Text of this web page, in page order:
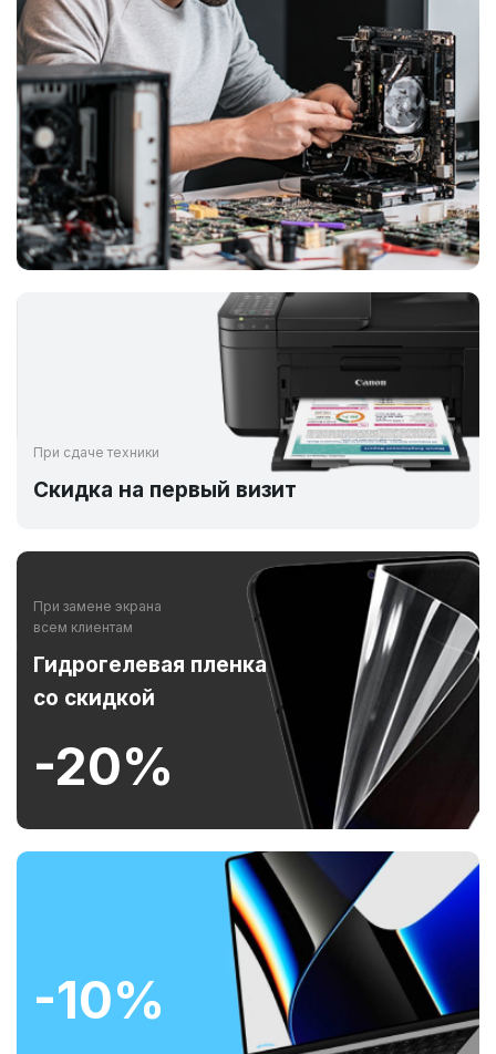
При сдаче техники
Скидка на первый визит
При замене экрана
всем клиентам
Гидрогелевая пленка
со скидкой
-20%
-10%